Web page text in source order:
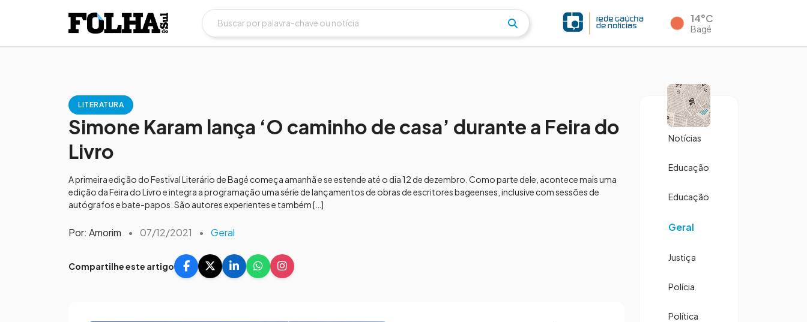
14°C
Bagé
LITERATURA
Simone Karam lança ‘O caminho de casa’ durante a Feira do
Livro
A primeira edição do Festival Literário de Bagé começa amanhã e se estende até o dia 12 de dezembro. Como parte dele, acontece mais uma
edição da Feira do Livro e integra a programação uma série de lançamentos de obras de escritores bageenses, inclusive com sessões de
autógrafos e bate-papos. São autores experientes e também […]
Por: Amorim • 07/12/2021 • Geral
Compartilhe este artigo
Notícias
Educação
Educação
Geral
Justiça
Polícia
Política